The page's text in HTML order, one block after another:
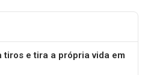
tiros e tira a própria vida em